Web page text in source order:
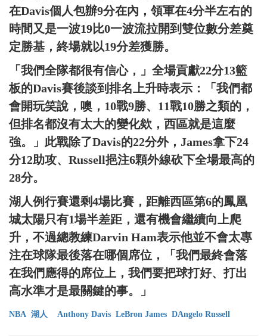
在Davis個人包辦9分在內，領軍在4分半左右的
時間又是一波19比0一波流拉開到雙位數分差奠
定勝基，終場就以19分差獲勝。
「我們全隊都很有信心，」全場貢獻22分13籃
板的Davis賽後談到排名上升時表示：「我們都
會開玩笑說，噢，10戰9勝、11戰10勝之類的，
但排名都沒有太大的變化欸，西區就是這麼
強。」此戰除了Davis的22分外，James拿下24
分12助攻、Russell挹注6顆外線砍下全場最高的
28分。
湖人例行賽還剩4場比賽，距離西區第6的鳳凰
城太陽只有1場半差距，還有機會繼續向上爬
升，不過總教練Darvin Ham表示他並不會太專
注在球隊最後落在哪個席位，「我們最終會落
在我們應得的席位上，我們要把球打好、打出
高水準才是最關鍵的事。」
NBA 湖人 Anthony Davis LeBron James DAngelo Russell